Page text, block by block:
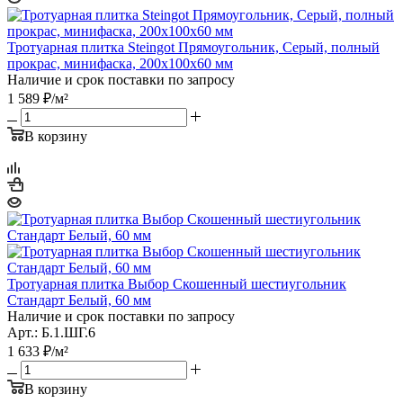
Тротуарная плитка Steingot Прямоугольник, Серый, полный
прокрас, минифаска, 200х100х60 мм
Наличие и срок поставки по запросу
1 589 ₽/м²
В корзину
Тротуарная плитка Выбор Скошенный шестиугольник
Стандарт Белый, 60 мм
Наличие и срок поставки по запросу
Арт.: Б.1.ШГ.6
1 633 ₽/м²
В корзину